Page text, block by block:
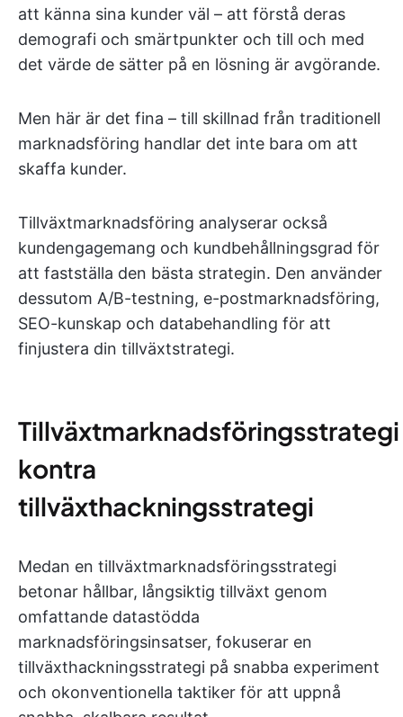
att känna sina kunder väl – att förstå deras
demografi och smärtpunkter och till och med
det värde de sätter på en lösning är avgörande.
Men här är det fina – till skillnad från traditionell
marknadsföring handlar det inte bara om att
skaffa kunder.
Tillväxtmarknadsföring analyserar också
kundengagemang och kundbehållningsgrad för
att fastställa den bästa strategin. Den använder
dessutom A/B-testning, e-postmarknadsföring,
SEO-kunskap och databehandling för att
finjustera din tillväxtstrategi.
Tillväxtmarknadsföringsstrategi
kontra
tillväxthackningsstrategi
Medan en tillväxtmarknadsföringsstrategi
betonar hållbar, långsiktig tillväxt genom
omfattande datastödda
marknadsföringsinsatser, fokuserar en
tillväxthackningsstrategi på snabba experiment
och okonventionella taktiker för att uppnå